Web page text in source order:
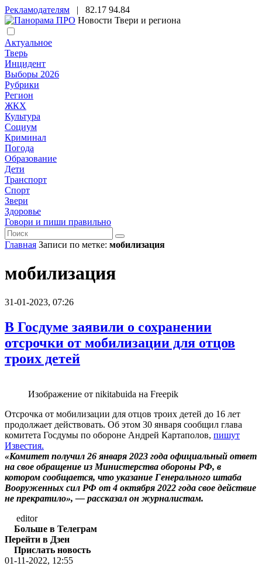
Рекламодателям | 82.17 94.84
Новости Твери и региона
Актуальное
Тверь
Инцидент
Выборы 2026
Рубрики
Регион
ЖКХ
Культура
Социум
Криминал
Погода
Образование
Дети
Транспорт
Спорт
Звери
Здоровье
Говори и пиши правильно
Главная Записи по метке: мобилизация
мобилизация
31-01-2023, 07:26
В Госдуме заявили о сохранении
отсрочки от мобилизации для отцов
троих детей
Изображение от nikitabuida на Freepik
Отсрочка от мобилизации для отцов троих детей до 16 лет
продолжает действовать. Об этом 30 января сообщил глава
комитета Госдумы по обороне Андрей Картаполов, пишут
Известия.
«Комитет получил 26 января 2023 года официальный ответ
на свое обращение из Министерства обороны РФ, в
котором сообщается, что указание Генерального штаба
Вооруженных сил РФ от 4 октября 2022 года свое действие
не прекратило», — рассказал он журналистам.
editor
Больше в Телеграм
Перейти в Дзен
Прислать новость
01-11-2022, 12:55